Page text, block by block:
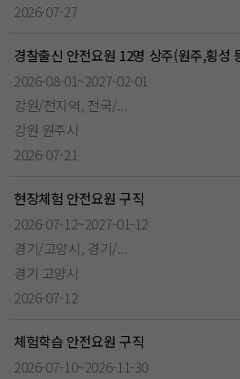
2026-07-27
경찰출신 안전요원 12명 상주(원주,횡성
2026-08-01~2027-02-01
강원/전지역, 전국/...
강원 원주시
2026-07-21
현장체험 안전요원 구직
2026-07-12~2027-01-12
경기/고양시, 경기/...
경기 고양시
2026-07-12
체험학습 안전요원 구직
2026-07-10~2026-11-30